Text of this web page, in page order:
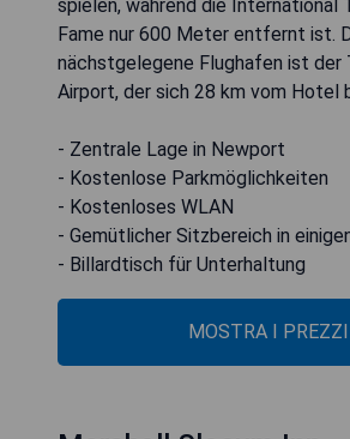
spielen, während die International
Fame nur 600 Meter entfernt ist.
nächstgelegene Flughafen ist der
Airport, der sich 28 km vom Hotel
- Zentrale Lage in Newport
- Kostenlose Parkmöglichkeiten
- Kostenloses WLAN
- Gemütlicher Sitzbereich in
- Billardtisch für Unterhaltung
MOSTRA I PREZZI